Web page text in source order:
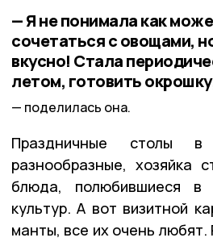
— Я не понимала как
сочетаться с овощами,
вкусно! Стала
летом, готовить
поделилась она.
Праздничные столы
разнообразные, хозяйка
блюда, полюбившиеся в
культур. А вот визитной
манты, все их очень